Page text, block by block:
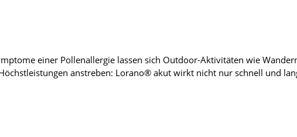
einer Pollenallergie lassen sich Outdoor-Aktivitäten wie
anstreben: Lorano® akut wirkt nicht nur schnell und